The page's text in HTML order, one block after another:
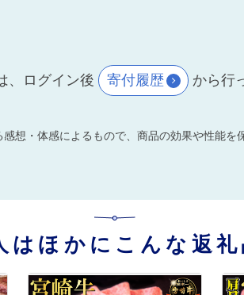
、ログイン後 寄付履歴 から行
想・体感によるもので、商品の効果や性能を
はほかにこんな返礼